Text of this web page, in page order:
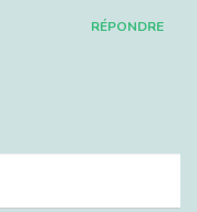
RÉPONDRE